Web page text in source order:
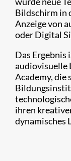
Bildschirm in
Anzeige von
oder Digital
Das
audiovisuelle
Academy, die
ihren
dynamisches